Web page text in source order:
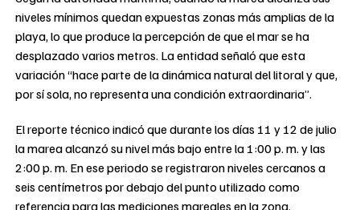
niveles mínimos quedan expuestas zonas más amplias de la
playa, lo que produce la percepción de que el mar se ha
desplazado varios metros. La entidad señaló que esta
variación “hace parte de la dinámica natural del litoral y que,
por sí sola, no representa una condición extraordinaria”.
El reporte técnico indicó que durante los días 11 y 12 de julio
la marea alcanzó su nivel más bajo entre la 1:00 p. m. y las
2:00 p. m. En ese periodo se registraron niveles cercanos a
seis centímetros por debajo del punto utilizado como
referencia para las mediciones mareales en la zona.